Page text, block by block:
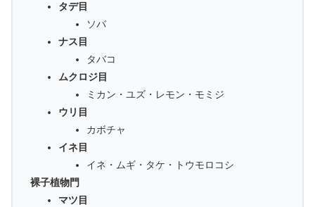
タデ目
ソバ
ナス目
タバコ
ムクロジ目
ミカン・ユズ・レモン・モミジ
ウリ目
カボチャ
イネ目
イネ・ムギ・タケ・トウモロコシ
裸子植物門
マツ目